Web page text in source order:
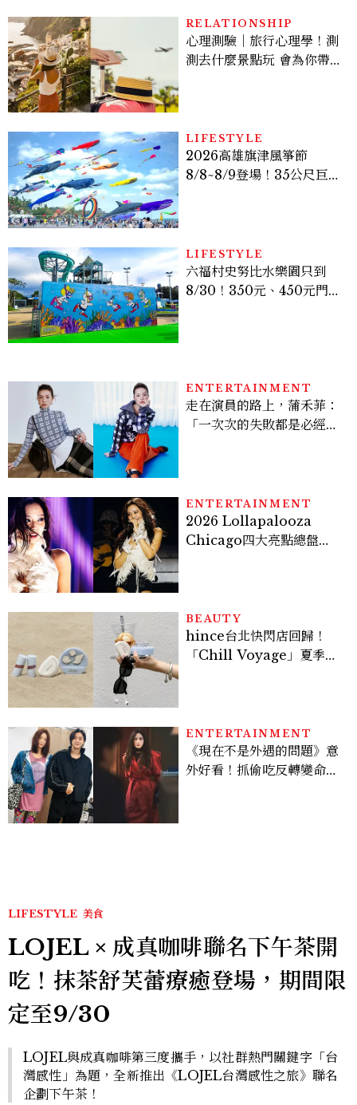
RELATIONSHIP
心理測驗｜旅行心理學！測
測去什麼景點玩 會為你帶來
LIFESTYLE
2026高雄旗津風箏節
8/8~8/9登場！35公尺巨大
LIFESTYLE
六福村史努比水樂園只到
8/30！350元、450元門票
ENTERTAINMENT
走在演員的路上，蒲禾菲：
「一次次的失敗都是必經過
ENTERTAINMENT
2026 Lollapalooza
Chicago四大亮點總盤
BEAUTY
hince台北快閃店回歸！
「Chill Voyage」夏季限
ENTERTAINMENT
《現在不是外遇的問題》意
外好看！抓偷吃反轉變命
LIFESTYLE 美食
LOJEL × 成真咖啡聯名下午茶開
吃！抹茶舒芙蕾療癒登場，期間限
定至9/30
LOJEL與成真咖啡第三度攜手，以社群熱門關鍵字「台
灣感性」為題，全新推出《LOJEL台灣感性之旅》聯名
企劃下午茶！